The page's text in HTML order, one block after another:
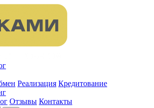
Реализация Кредитование
Отзывы Контакты